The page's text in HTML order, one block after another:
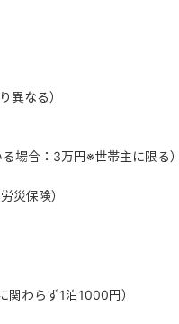
異なる）
場合：3万円※世帯主に限る
災保険）
わらず1泊1000円）